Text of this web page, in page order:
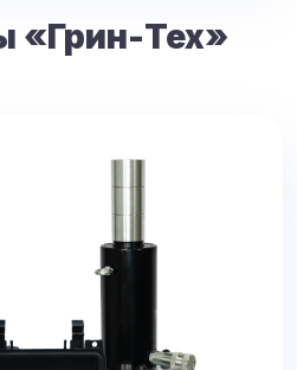
«Грин-Тех»